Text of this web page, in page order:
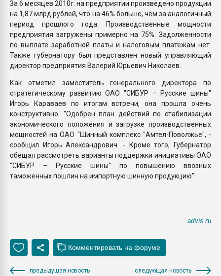
За 6 месяцев 2010г. на предприятии произведено продукции
на 1,87 млрд рублей, что на 46% больше, чем за аналогичный
период прошлого года. Производственные мощности
предприятия загружены примерно на 75%. Задолженности
по выплате заработной платы и налоговым платежам нет.
Также губернатору был представлен новый управляющий
директор предприятия Валерий Юрьевич Николаев.
Как отметил заместитель генерального директора по
стратегическому развитию ОАО "СИБУР – Русские шины"
Игорь Караваев по итогам встречи, она прошла очень
конструктивно. "Одобрен план действий по стабилизации
экономического положения и загрузке производственных
мощностей на ОАО "Шинный комплекс "Амтел-Поволжье", -
сообщил Игорь Александрович. - Кроме того, Губернатор
обещал рассмотреть варианты поддержки инициативы ОАО
"СИБУР – Русские шины" по повышению ввозных
таможенных пошлин на импортную шинную продукцию".
advis.ru
предыдущая новость следующая новость